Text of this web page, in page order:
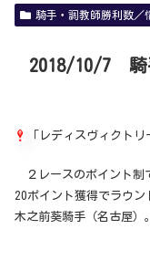
騎手・調教師勝利数／
2018/10/7 騎
「レディスヴィクト
２レースのポイント制
20ポイント獲得でラウ
木之前葵騎手（名古屋）